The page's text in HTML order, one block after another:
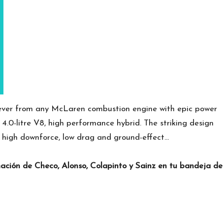
from any McLaren combustion engine with epic power
litre V8, high performance hybrid. The striking design
downforce, low drag and ground-effect…
de Checo, Alonso, Colapinto y Sainz en tu bandeja de